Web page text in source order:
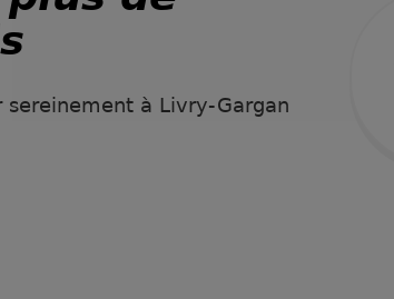
sereinement à Livry-Gargan